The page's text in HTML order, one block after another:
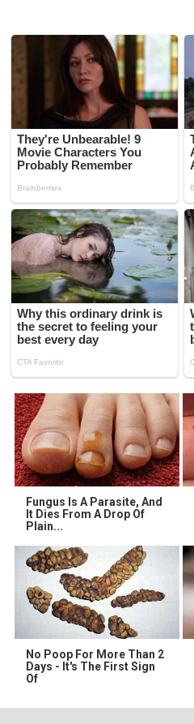
Fungus Is A Parasite, And
It Dies From A Drop Of
Plain...
No Poop For More Than 2
Days - It's The First Sign
Of